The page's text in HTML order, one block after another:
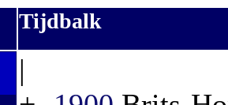
Tijdbalk
|